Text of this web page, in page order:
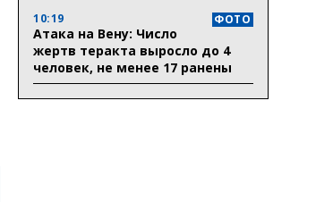
10:19 ФОТО
Атака на Вену: Число
жертв теракта выросло до 4
человек, не менее 17 ранены